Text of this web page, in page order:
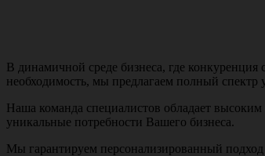
В динамичной среде бизнеса, где
необходимость, мы предлагаем полный спектр
Наша команда специалистов обладает
уникальные потребности Вашего бизнеса.
Мы гарантируем персонализированный